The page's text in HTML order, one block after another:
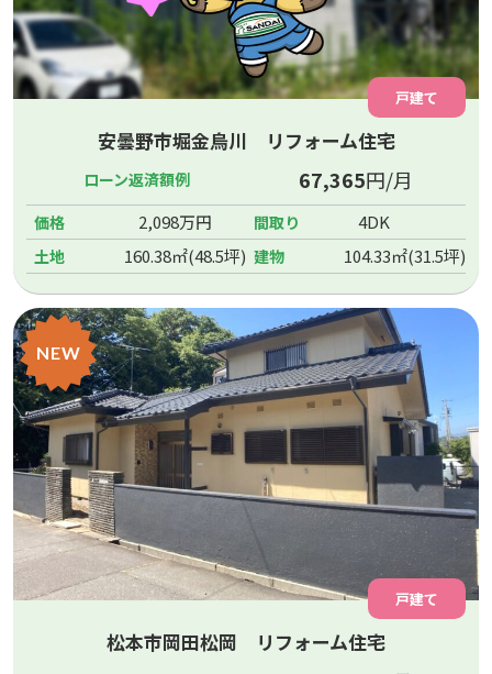
戸建て
安曇野市堀金烏川 リフォーム住宅
ローン返済額例 67,365円/月
価格 2,098万円 間取り 4DK
土地 160.38㎡(48.5坪) 建物 104.33㎡(31.5坪)
NEW
戸建て
松本市岡田松岡 リフォーム住宅